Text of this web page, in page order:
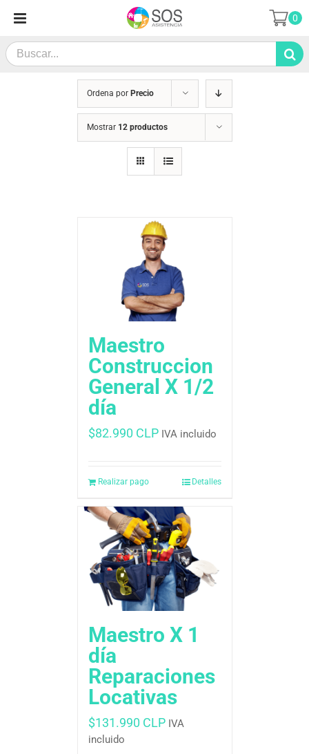
contenido
Search
for:
0
Ordena por Precio
Mostrar 12 productos
Maestro
Construccion
General X 1/2
día
$82.990 CLP IVA incluido
Realizar pago Detalles
Maestro X 1
día
Reparaciones
Locativas
$131.990 CLP IVA
incluido